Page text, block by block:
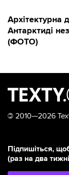
Архітектурна
Антарктиді
(ФОТО)
© 2010—2026
Підпишіться,
(раз на два